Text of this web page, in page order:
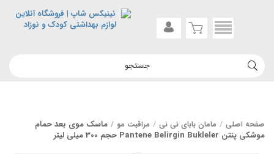
صفحه اصلی مامان بابای نی نی مراقبت مو
ماسک موی بعد حمام
موشکی پنتن Pantene Belirgin Bukleler حجم 300 میلی لیتر